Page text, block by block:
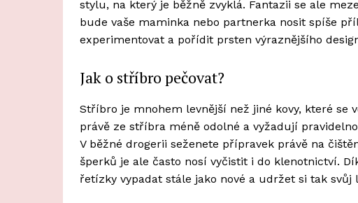
stylu, na který je běžně zvyklá. Fantazii se ale
bude vaše maminka nebo partnerka nosit spíše
experimentovat a pořídit prsten výraznějšího
Jak o stříbro pečovat?
Stříbro je mnohem levnější než jiné kovy, které se
právě ze stříbra méně odolné a vyžadují
V běžné drogerii seženete přípravek právě na
šperků je ale často nosí vyčistit i do klenotnictví.
řetízky vypadat stále jako nové a udržet si tak svůj